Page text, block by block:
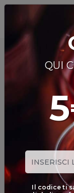
TUTTI I
ROSATI
BOLLICINE
CAVEAU
QUI
Il codice ti